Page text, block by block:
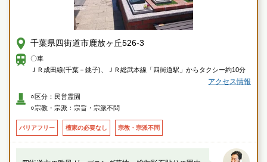
千葉県四街道市鹿放ヶ丘526-3
〇車
ＪＲ成田線(千葉－銚子)、ＪＲ総武本線「四街道駅」からタクシー約10分
アクセス情報
○区分：民営霊園
○宗教・宗派：宗旨・宗派不問
バリアフリー 檀家の必要なし 宗教・宗派不問